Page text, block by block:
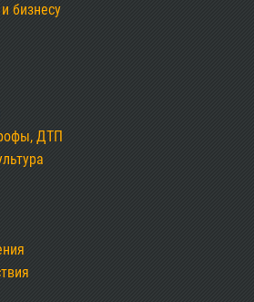
бизнесу
ДТП